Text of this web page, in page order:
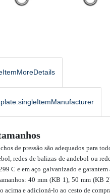
de pressão são adequados para
redes de balizas de andebol ou
C e em aço galvanizado e garantem
40 mm (KB 1), 50 mm (KB
acima e adicioná-lo ao cesto de